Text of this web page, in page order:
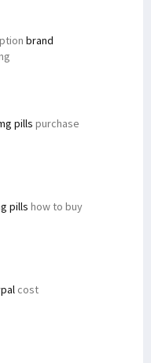
brand
pills purchase
pills how to buy
cost